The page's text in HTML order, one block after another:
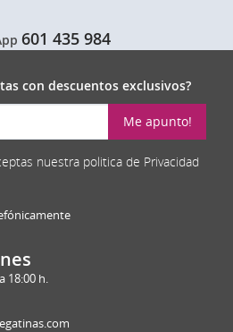
601 435 984
con descuentos exclusivos?
Me apunto!
nuestra politica de Privacidad
18:00 h.